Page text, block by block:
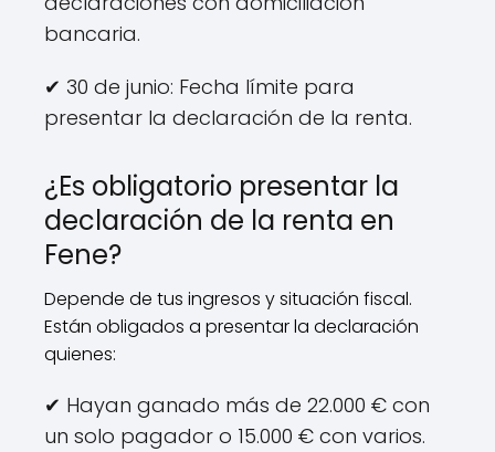
bancaria.
✔ 30 de junio: Fecha límite para
presentar la declaración de la renta.
¿Es obligatorio presentar la
declaración de la renta en
Fene?
Depende de tus ingresos y situación fiscal.
Están obligados a presentar la declaración
quienes:
✔ Hayan ganado más de 22.000 € con
un solo pagador o 15.000 € con varios.